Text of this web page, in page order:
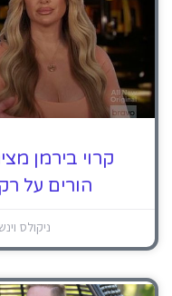
קרוי בירמן
הורים על
ניקולס